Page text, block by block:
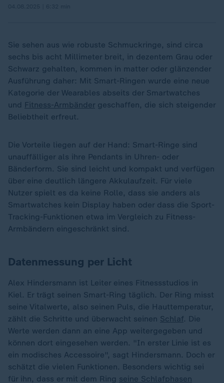
Sie sehen aus wie robuste Schmuckringe, sind circa
sechs bis acht Millimeter breit, in dezentem Grau oder
Schwarz gehalten, kommen in matter oder glänzender
Ausführung daher: Mit Smart-Ringen wurde eine neue
Kategorie der Wearables abseits der Smartwatches
und Fitness-Armbänder geschaffen, die sich steigender
Beliebtheit erfreut.
Die Vorteile liegen auf der Hand: Smart-Ringe sind
unauffälliger als ihre Pendants in Uhren- oder
Bänderform. Sie sind leicht und kompakt und verfügen
über eine deutlich längere Akkulaufzeit. Für viele
Nutzer spielt es da keine Rolle, dass sie anders als
Smartwatches kein Display haben oder dass die Sport-
Tracking-Funktionen etwa im Vergleich zu Fitness-
Armbändern eingeschränkt sind.
Datenmessung per Licht
Alex Hindersmann ist Leiter eines Fitnessstudios in
Kiel. Er trägt seinen Smart-Ring täglich. Der Ring misst
seine Vitalwerte, also seinen Puls, die Hauttemperatur,
zählt die Schritte und überwacht seinen Schlaf. Die
Werte werden dann an eine App weitergegeben und
können dort eingesehen werden. "In erster Linie ist es
ein modisches Accessoire", sagt Hindersmann. Doch er
schätzt die vielen Funktionen. Besonders wichtig sei
für ihn, dass er mit dem Ring seine Schlafphasen